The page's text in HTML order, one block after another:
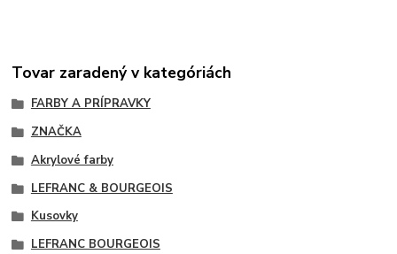
Tovar zaradený v kategóriách
FARBY A PRÍPRAVKY
ZNAČKA
Akrylové farby
LEFRANC & BOURGEOIS
Kusovky
LEFRANC BOURGEOIS